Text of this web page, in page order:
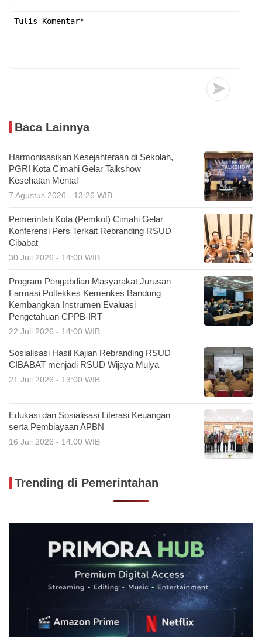
Baca Lainnya
Harmonisasikan Kesejahteraan di Sekolah,
PGRI Kota Cimahi Gelar Talkshow
Kesehatan Mental
7 Agustus 2026 - 13:26 WIB
Pemerintah Kota (Pemkot) Cimahi Gelar
Konferensi Pers Terkait Rebranding RSUD
Cibabat
30 Juli 2026 - 14:00 WIB
Program Pengabdian Masyarakat Jurusan
Farmasi Poltekkes Kemenkes Bandung
Kembangkan Instrumen Evaluasi
Pengetahuan CPPB-IRT
22 Juli 2026 - 14:00 WIB
Sosialisasi Hasil Kajian Rebranding RSUD
CIBABAT menjadi RSUD Wijaya Mulya
21 Juli 2026 - 13:00 WIB
Edukasi dan Sosialisasi Literasi Keuangan
serta Pembiayaan APBN
16 Juli 2026 - 14:00 WIB
Trending di Pemerintahan